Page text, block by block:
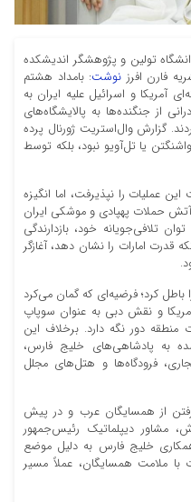
دانشگاه تولین و پژوهشگر اندیشکده
فارن افرز نوشت: بامداد هشتم
آمریکا و اسرائیل علیه ایران به
از جنگنده‌ها به پالایشگاه‌های
گزارش وال‌استریت ژورنال پرده
یا تل‌آویو نبود، بلکه توسط
عملیات را نپذیرفت، اما انگیزه
آتش حملات پهپادی و موشکی ایران
تلافی‌جویانه خود، بازدارندگی
قدرت امارات را نشان دهد، آغازگر
باطل کرد؛ فرضیه‌ای که گمان می‌کرد
آمریکا و نقش دبی به عنوان سوپاپ
منطقه دور نگه دارد. برخلاف این
به پادشاهی‌های خلیج فارس،
فرودگاه‌ها و هتل‌های مجلل
از همسایگان عرب و در پیش
مشاور دیپلماتیک رئیس‌جمهور
همکاری خلیج فارس به دلیل موضع
با ملامت همسایگان، عملاً مسیر